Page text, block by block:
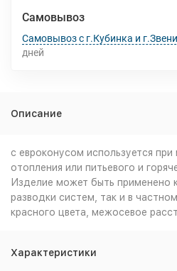
Самовывоз
Самовывоз с г.Кубинка и
дней
Описание
с евроконусом используется
отопления или питьевого и
Изделие может быть применено
разводки систем, так и в
красного цвета, межосевое
Характеристики